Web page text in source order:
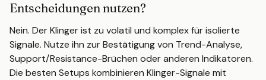
Entscheidungen nutzen?
Nein. Der Klinger ist zu volatil und komplex für isolierte
Signale. Nutze ihn zur Bestätigung von Trend-Analyse,
Support/Resistance-Brüchen oder anderen Indikatoren.
Die besten Setups kombinieren Klinger-Signale mit